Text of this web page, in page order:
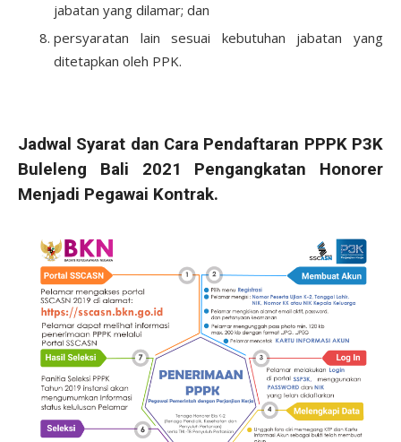
jabatan yang dilamar; dan
persyaratan lain sesuai kebutuhan jabatan yang
ditetapkan oleh PPK.
Jadwal Syarat dan Cara Pendaftaran PPPK P3K
Buleleng Bali 2021 Pengangkatan Honorer
Menjadi Pegawai Kontrak.